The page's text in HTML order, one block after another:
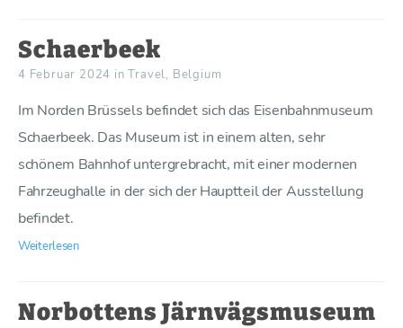
Schaerbeek
4 Februar 2024 in Travel, Belgium
Im Norden Brüssels befindet sich das Eisenbahnmuseum
Schaerbeek. Das Museum ist in einem alten, sehr
schönem Bahnhof untergrebracht, mit einer modernen
Fahrzeughalle in der sich der Hauptteil der Ausstellung
befindet.
Weiterlesen
Norbottens Järnvägsmuseum